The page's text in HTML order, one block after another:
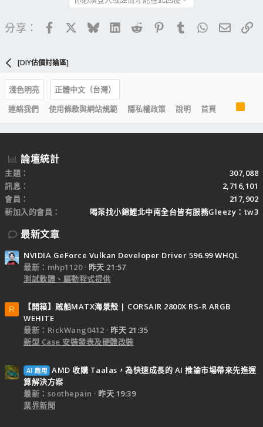
分享： FacebookBlueskyLinkedIn
Reddit PinterestTumblrWhatsApp
電子
[DIY估價討論區]
淺色明亮
正體中文（台灣）
連絡我們
使用條款與網站規範 隱私權政策 說明 首頁
S
論壇統計
主題
307,088
訊息
2,716,101
會員
217,902
新加入的會員
喝茶找小錦鯉北中南全台皆有服務Gleezy：tw3
最新文章
NVIDIA GeForce Vulkan Developer Driver 596.99 WHQL
最新：mhp1120
昨天 21:57
測試軟體、驅動程式提供
R
【開箱】賊船MATX海景殼 | CORSAIR 2800X RS-R ARGB
WEHITE
最新：RickWang0412
昨天 21:35
新型 Case 安裝發表及硬體改裝
AI 應用 AMD 收購 Taalas，為快速成長的 AI 推論市場帶來先進運
算解決方案
最新：soothepain
昨天 19:39
業界新聞